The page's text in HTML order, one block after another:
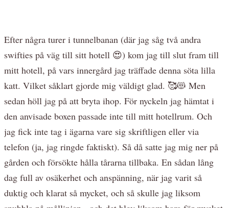
Efter några turer i tunnelbanan (där jag såg två andra
swifties på väg till sitt hotell 😍) kom jag till slut fram till
mitt hotell, på vars innergård jag träffade denna söta lilla
katt. Vilket såklart gjorde mig väldigt glad. 🥰😻 Men
sedan höll jag på att bryta ihop. För nyckeln jag hämtat i
den anvisade boxen passade inte till mitt hotellrum. Och
jag fick inte tag i ägarna vare sig skriftligen eller via
telefon (ja, jag ringde faktiskt). Så då satte jag mig ner på
gården och försökte hålla tårarna tillbaka. En sådan lång
dag full av osäkerhet och anspänning, när jag varit så
duktig och klarat så mycket, och så skulle jag liksom